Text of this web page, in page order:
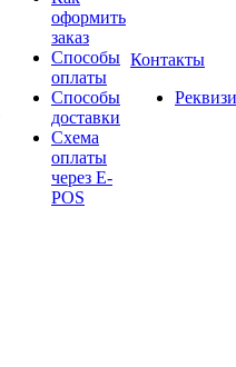
оформить
заказ
Способы
оплаты
Способы
доставки
Схема
оплаты
через E-
POS
Контакты